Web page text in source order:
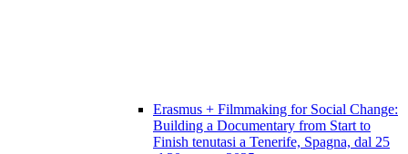
Erasmus + Filmmaking for Social Change:
Building a Documentary from Start to
Finish tenutasi a Tenerife, Spagna, dal 25